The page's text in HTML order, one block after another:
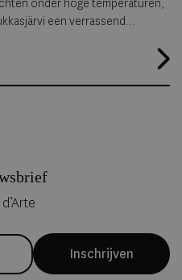
onder hoge temperaturen,
een verrassend
zelfs midden in de zomer
Inschrijven